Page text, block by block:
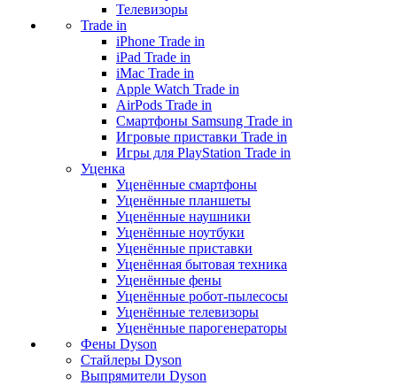
Телевизоры
Trade in
iPhone Trade in
iPad Trade in
iMac Trade in
Apple Watch Trade in
AirPods Trade in
Смартфоны Samsung Trade in
Игровые приставки Trade in
Игры для PlayStation Trade in
Уценка
Уценённые смартфоны
Уценённые планшеты
Уценённые наушники
Уценённые ноутбуки
Уценённые приставки
Уценённая бытовая техника
Уценённые фены
Уценённые робот-пылесосы
Уценённые телевизоры
Уценённые парогенераторы
Фены Dyson
Стайлеры Dyson
Выпрямители Dyson